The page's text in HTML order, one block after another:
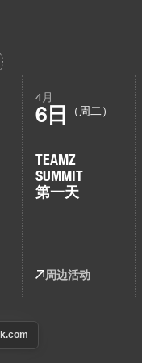
4月
6日 （周二）
TEAMZ
SUMMIT
第一天
周边活动